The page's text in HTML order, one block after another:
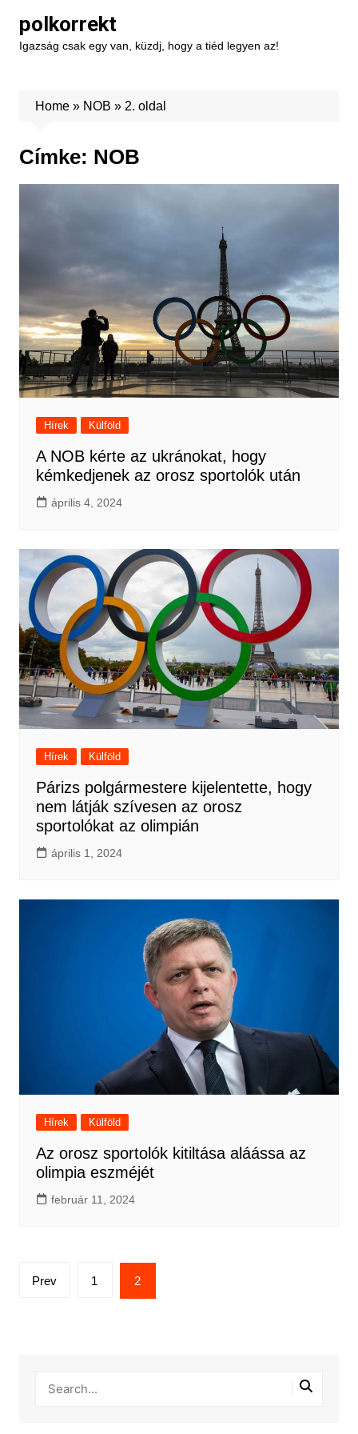
content
polkorrekt
Igazság csak egy van, küzdj, hogy a tiéd legyen az!
Home» NOB » 2. oldal
Címke: NOB
Hírek Külföld
A NOB kérte az ukránokat, hogy
kémkedjenek az orosz sportolók után
április 4, 2024
Hírek Külföld
Párizs polgármestere kijelentette, hogy
nem látják szívesen az orosz
sportolókat az olimpián
április 1, 2024
Hírek Külföld
Az orosz sportolók kitiltása aláássa az
olimpia eszméjét
február 11, 2024
Bejegyzések
Prev 1 2